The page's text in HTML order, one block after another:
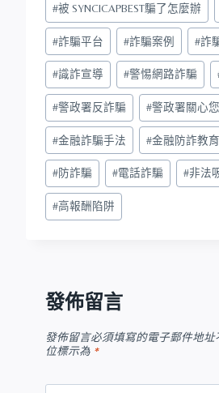
#被 SYNCICAPBEST騙了怎麼辦
#詐騙平台 #詐騙案例 #詐
#識詐宣導 #警惕網路詐騙
#警政署反詐騙 #警政署關心您
#金融詐騙手法 #金融防詐教育
#防詐騙 #電話詐騙 #非法
#高報酬陷阱
發佈留言
發佈留言必須填寫的電子郵件地址
位標示為 *